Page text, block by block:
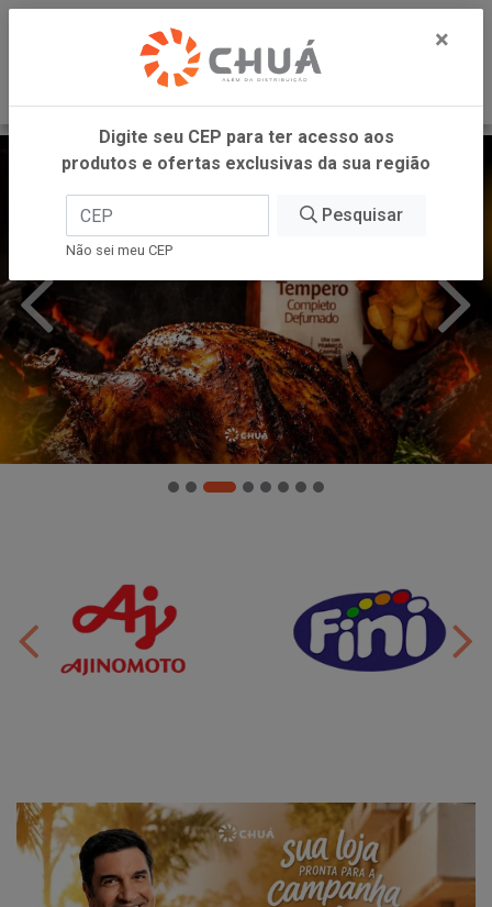
×
Digite seu CEP para ter acesso aos
produtos e ofertas exclusivas da sua região
Pesquisar
Não sei meu CEP